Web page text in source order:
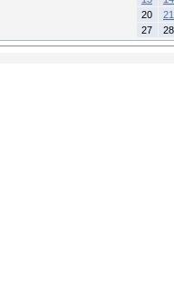
20
21
27
28